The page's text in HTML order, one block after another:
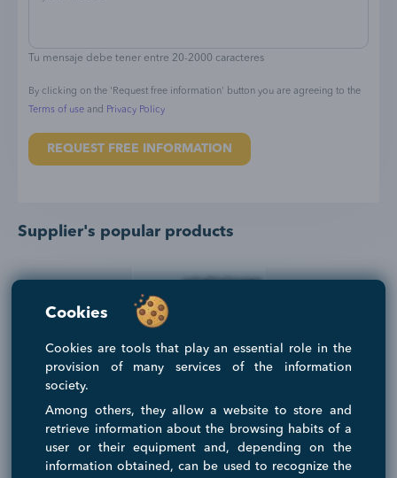
Tu mensaje debe tener entre 20-2000 caracteres
By clicking on the 'Request free information' button you are agreeing to the
Terms of use and Privacy Policy
REQUEST FREE INFORMATION
Supplier's popular products
NTD White 3 es una pintura mineral de alto rendimiento para paredes
y superficies interiores y exteriores, frescas o previamente revestidas.
NTD White 3 ofrece una solución sostenible y libre de tóxicos de la
máxima calidad, probada por instituciones independientes. Del polvo
Listo para enviar
Cookies
Cookies are tools that play an essential role in the
provision of many services of the information
society.
Among others, they allow a website to store and
retrieve information about the browsing habits of a
user or their equipment and, depending on the
information obtained, can be used to recognize the